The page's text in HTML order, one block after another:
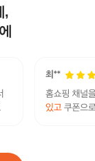
,셔츠 2장
하프 반소매 봄여